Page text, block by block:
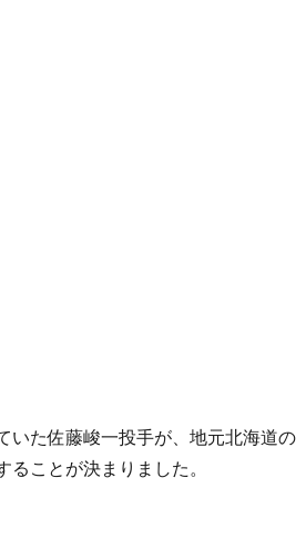
いた佐藤峻一投手が、地元北海道の
ことが決まりました。